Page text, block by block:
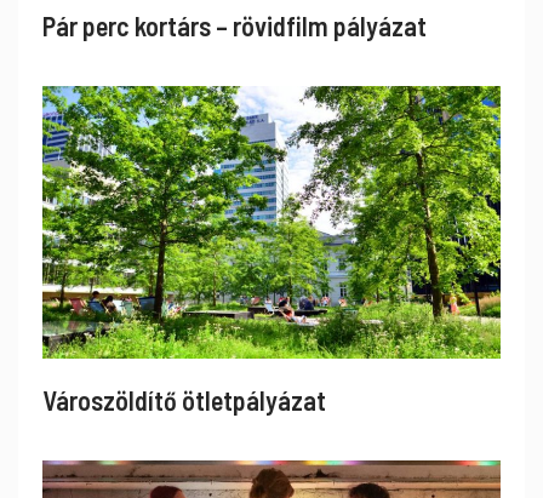
Pár perc kortárs – rövidfilm pályázat
Városzöldítő ötletpályázat